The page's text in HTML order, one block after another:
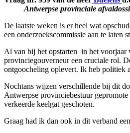
Antwerpse provinciale
De laatste weken is er heel wat
een onderzoekscommissie aan te laten
Al van bij het opstarten ­ in het voorjaar
provinciegouverneur een cruciale rol.
ontgoocheling oplevert. Ik heb politiek
Nochtans wijzen verschillende bij dit
Antwerpse provinciebestuur
verkeerde keelgat geschoten.
Graag had ik dan ook in dit verband